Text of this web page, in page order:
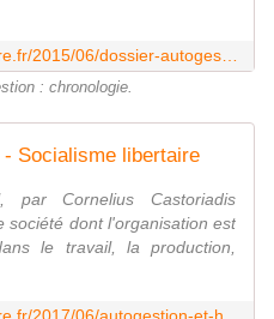
: chronologie.
Socialisme libertaire
par Cornelius Castoriadis
société dont l'organisation est
le travail, la production,